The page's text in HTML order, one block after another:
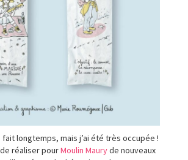
fait longtemps, mais j’ai été très occupée !
réaliser pourMoulin Mauryde nouveaux